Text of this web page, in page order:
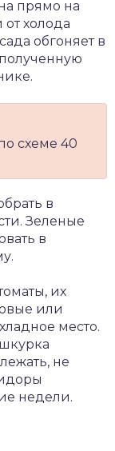
прямо на
от холода
обгоняет в
схеме 40
в
Зеленые
в
их
или
место.
не
недели.